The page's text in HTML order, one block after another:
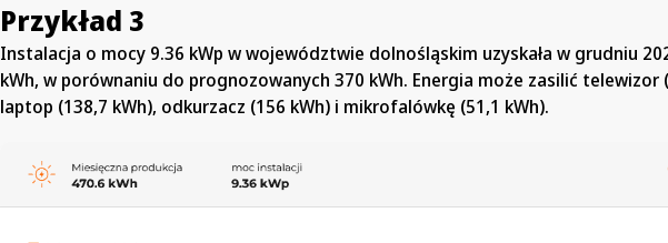
Przykład 3
Instalacja o mocy 9.36 kWp w województwie dolnośląskim uzyskała w grudniu
kWh, w porównaniu do prognozowanych 370 kWh. Energia może zasilić telewizor
laptop (138,7 kWh), odkurzacz (156 kWh) i mikrofalówkę (51,1 kWh).